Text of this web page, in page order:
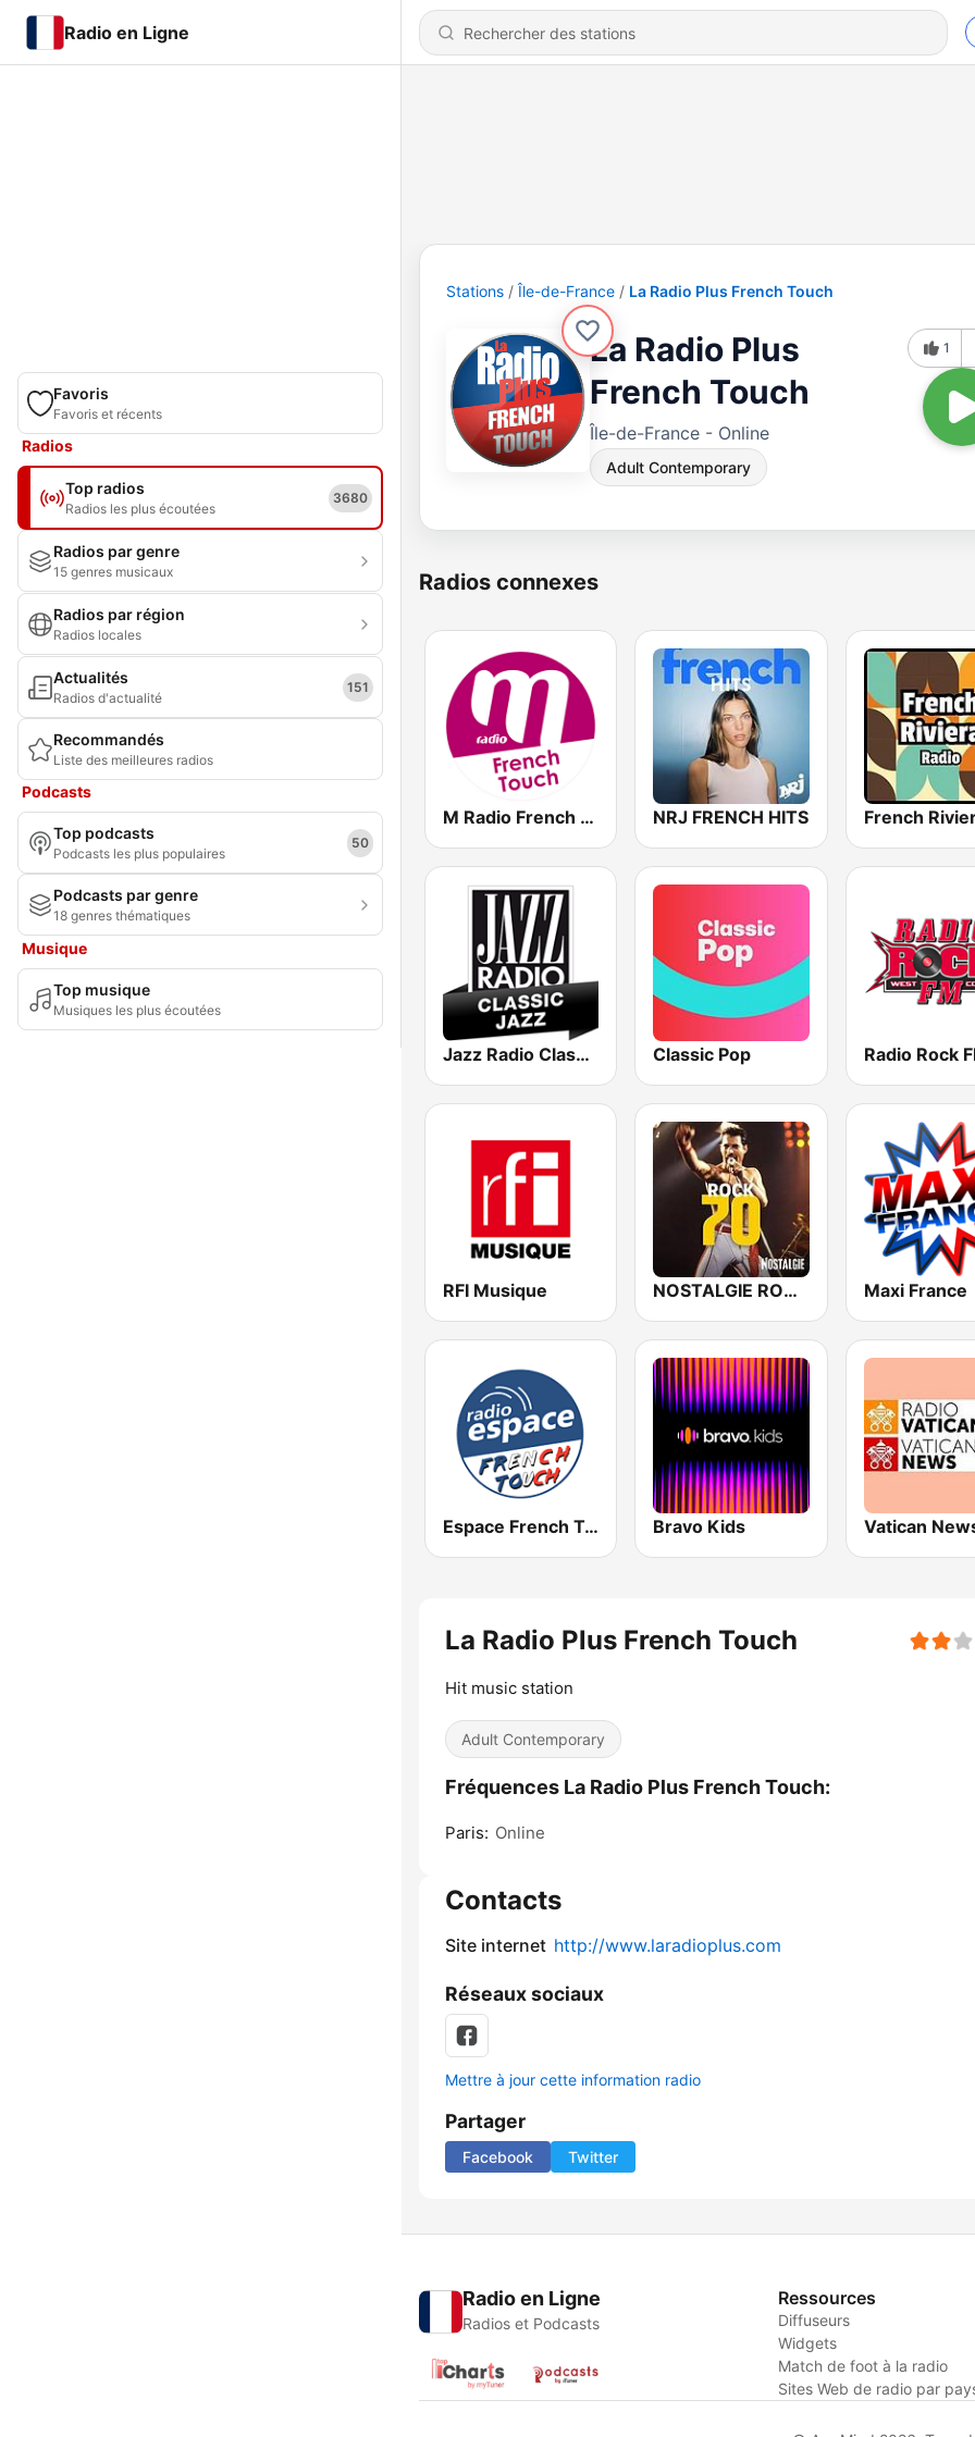
Radio en Ligne
Favoris
Favoris et récents
Radios
Top radios
Radios les plus écoutées
3680
Radios par genre
15 genres musicaux
Radios par région
Radios locales
Actualités
Radios d'actualité
151
Recommandés
Liste des meilleures radios
Podcasts
Top podcasts
Podcasts les plus populaires
50
Podcasts par genre
18 genres thématiques
Musique
Top musique
Musiques les plus écoutées
Stations Île-de-France La Radio Plus French Touch
La Radio Plus
French Touch
Île-de-France - Online
Adult Contemporary
1
Radios connexes
M Radio French Touch NRJ FRENCH HITS
Jazz Radio Classic Jazz Classic Pop Radio Rock
RFI Musique NOSTALGIE ROCK 70 Maxi France
Espace French Touch Bravo Kids
La Radio Plus French Touch
Hit music station
Adult Contemporary
Fréquences La Radio Plus French Touch:
Paris: Online
Contacts
Site internet http://www.laradioplus.com
Réseaux sociaux
Mettre à jour cette information radio
Partager
Facebook Twitter
Radio en Ligne
Radios et Podcasts
Ressources
Diffuseurs
Widgets
Match de foot à la radio
Sites Web de radio par